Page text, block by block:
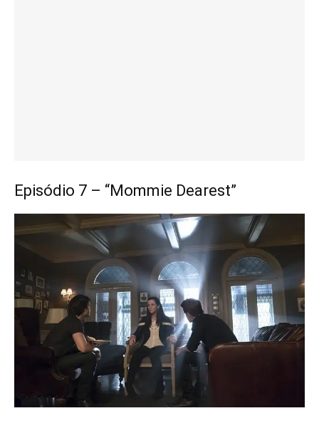
Episódio 7 – “Mommie Dearest”